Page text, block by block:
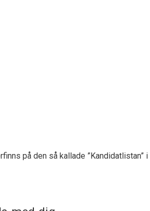
på den så kallade ”Kandidatlistan” i